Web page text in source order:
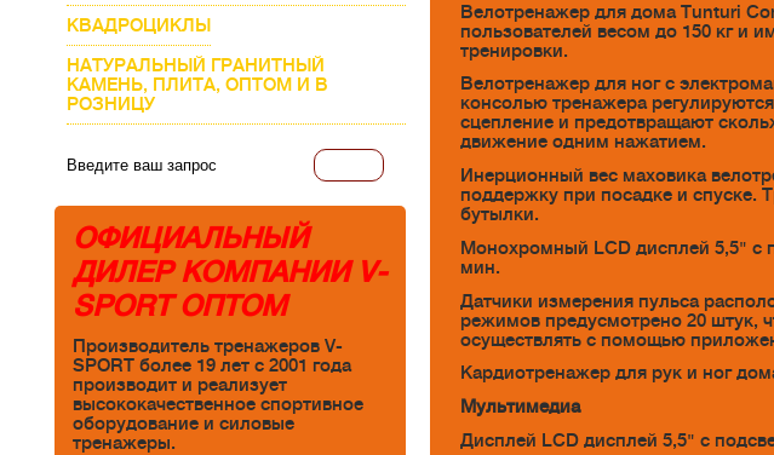
КВАДРОЦИКЛЫ
НАТУРАЛЬНЫЙ ГРАНИТНЫЙ
КАМЕНЬ, ПЛИТА, ОПТОМ И В
РОЗНИЦУ
ОФИЦИАЛЬНЫЙ
ДИЛЕР КОМПАНИИ V-
SPORT ОПТОМ
Производитель тренажеров V-
SPORT более 19 лет с 2001 года
производит и реализует
высококачественное спортивное
оборудование и силовые
тренажеры.
Велотренажер для дома Tunturi
пользователей весом до 150 кг и
тренировки.
Велотренажер для ног с
консолью тренажера
сцепление и предотвращают
движение одним нажатием.
Инерционный вес маховика
поддержку при посадке и спуске.
бутылки.
Монохромный LCD дисплей 5,5" с
мин.
Датчики измерения пульса
режимов предусмотрено 20 штук,
осуществлять с помощью
Кардиотренажер для рук и ног
Мультимедиа
Дисплей LCD дисплей 5,5" с